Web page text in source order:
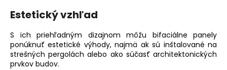
Estetický vzhľad
S ich priehľadným dizajnom môžu bifaciálne panely
ponúknuť estetické výhody, najmä ak sú inštalované na
strešnýchpergolách alebo ako súčasť architektonických
prvkov budov.
15ST.